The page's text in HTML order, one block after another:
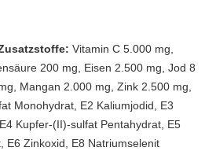
Vitamin C 5.000 mg,
200 mg, Eisen 2.500 mg, Jod 8
Mangan 2.000 mg, Zink 2.500 mg,
Monohydrat, E2 Kaliumjodid, E3
Kupfer-(II)-sulfat Pentahydrat, E5
E6 Zinkoxid, E8 Natriumselenit